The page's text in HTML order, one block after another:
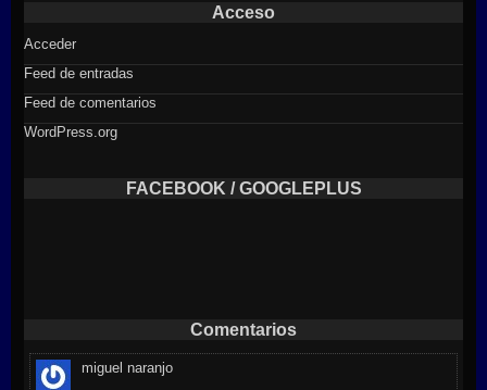
Acceso
Acceder
Feed de entradas
Feed de comentarios
WordPress.org
FACEBOOK / GOOGLEPLUS
Comentarios
miguel naranjo